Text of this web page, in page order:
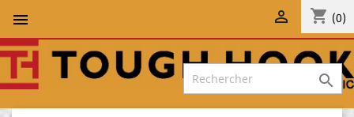
 shopping_cart (0)

